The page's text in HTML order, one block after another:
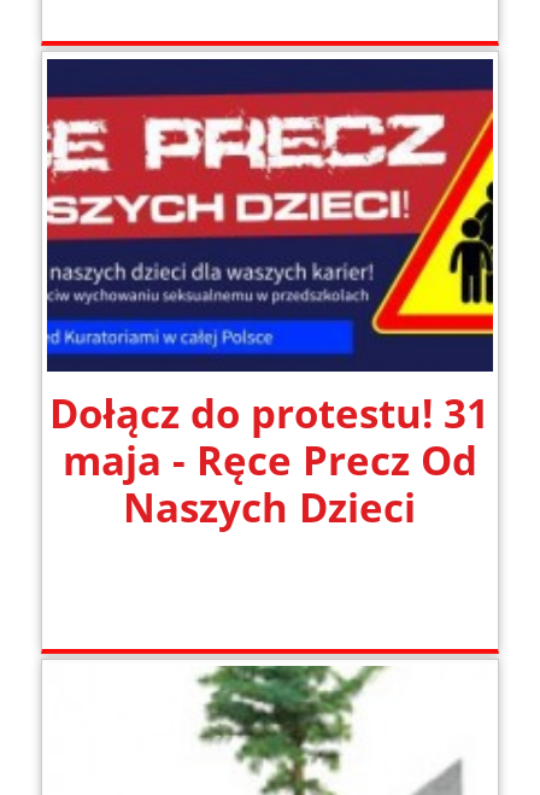
Dołącz do protestu! 31
maja - Ręce Precz Od
Naszych Dzieci